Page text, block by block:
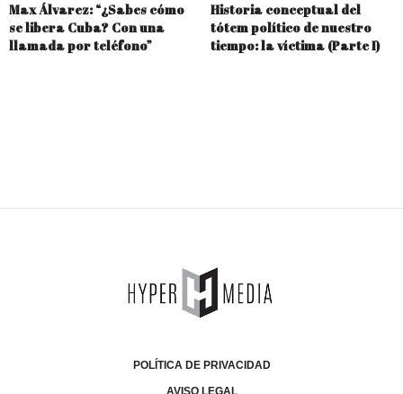
Max Álvarez: “¿Sabes cómo
se libera Cuba? Con una
llamada por teléfono”
Historia conceptual del
tótem político de nuestro
tiempo: la víctima (Parte I)
POLÍTICA DE PRIVACIDAD